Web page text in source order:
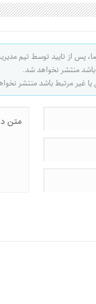
پس از تایید توسط تیم
باشد منتشر نخواهد شد.
یا غیر مرتبط باشد منتشر